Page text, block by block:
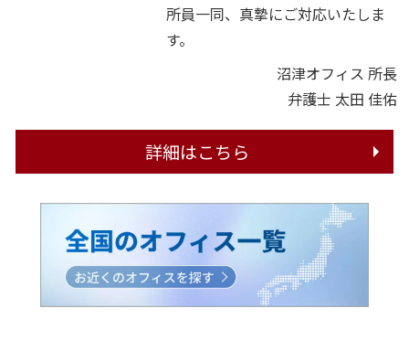
所員一同、真摯にご対応いたしま
す。
沼津オフィス 所長
弁護士 太田 佳佑
詳細はこちら